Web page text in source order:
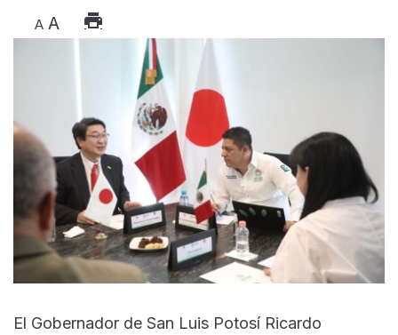
A A
El Gobernador de San Luis Potosí Ricardo